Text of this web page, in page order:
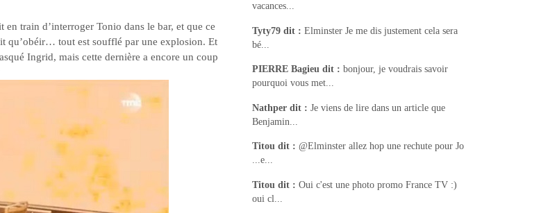
en train d’interroger Tonio dans le bar, et que ce
qu’obéir… tout est soufflé par une explosion. Et
Ingrid, mais cette dernière a encore un coup
vacances...
Tyty79 dit : Elminster Je me dis justement cela sera
bé...
PIERRE Bagieu dit : bonjour, je voudrais savoir
pourquoi vous met...
Nathper dit : Je viens de lire dans un article que
Benjamin...
Titou dit : @Elminster allez hop une rechute pour Jo
...e...
Titou dit : Oui c'est une photo promo France TV :)
oui cl...